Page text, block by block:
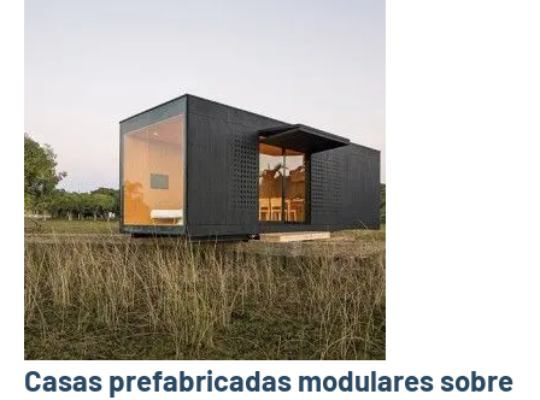
Casas prefabricadas modulares sobre